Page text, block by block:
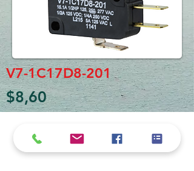
V7-1C17D8-201
$8,60
Política de cookies y privacidad